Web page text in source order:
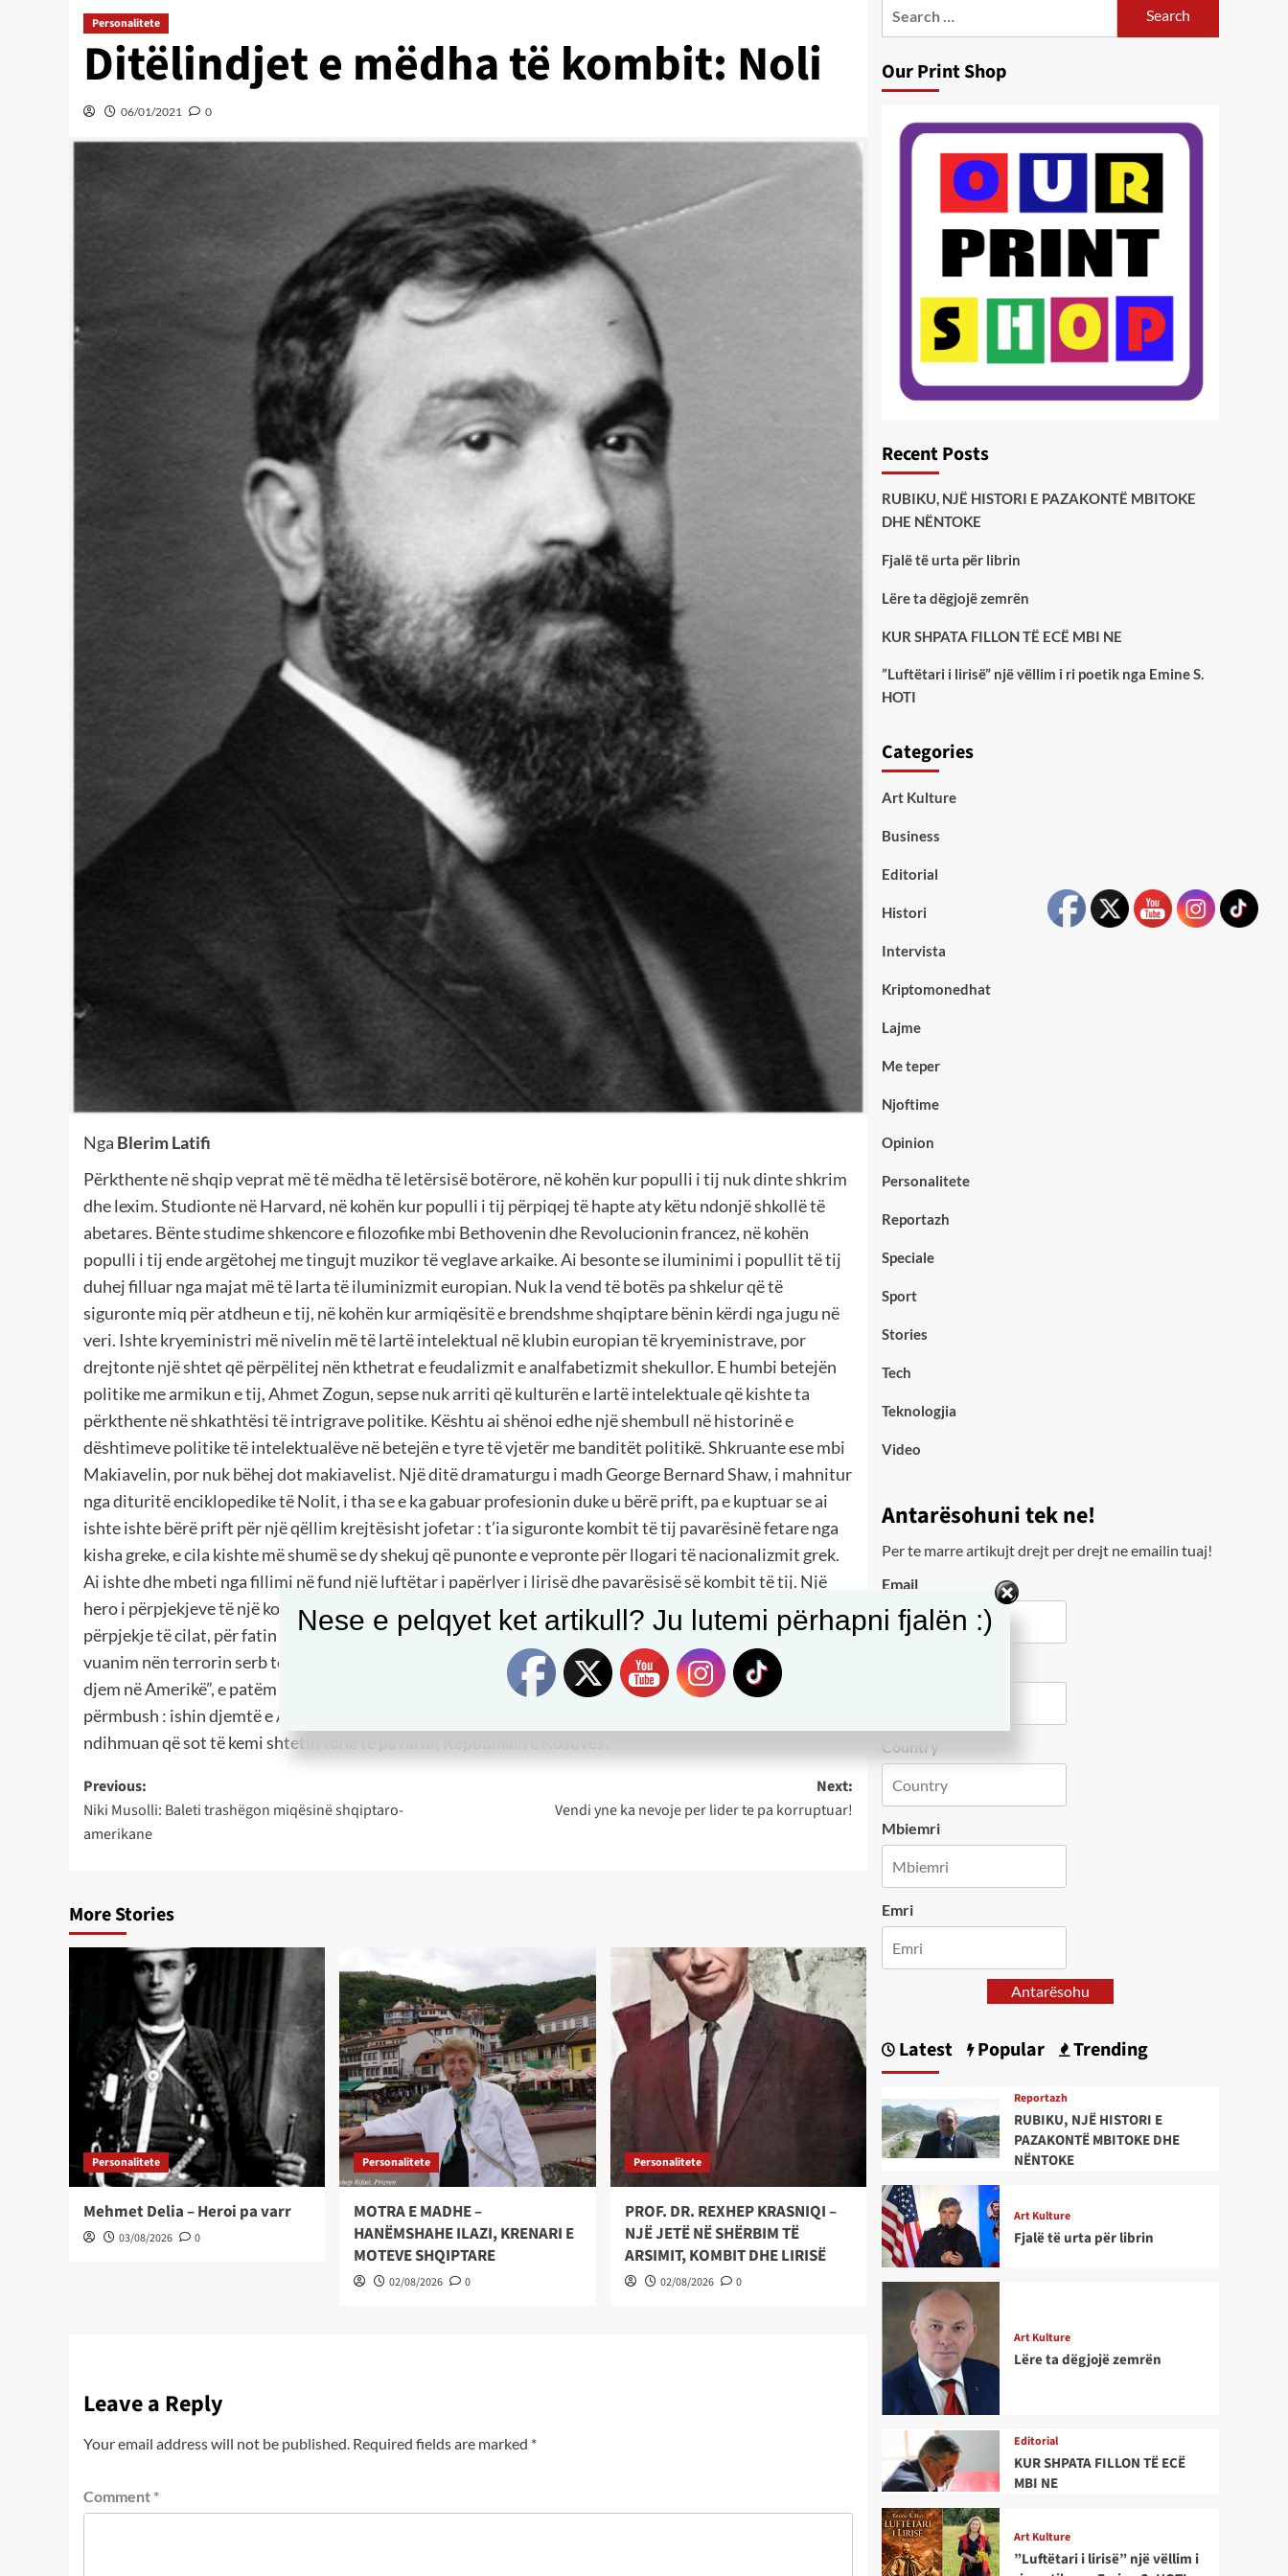
Personalitete
Ditëlindjet e mëdha të kombit: Noli
06/01/2021 0
Nga Blerim Latifi
Përkthente në shqip veprat më të mëdha të letërsisë botërore, në kohën kur populli i tij nuk dinte shkrim
dhe lexim. Studionte në Harvard, në kohën kur populli i tij përpiqej të hapte aty këtu ndonjë shkollë të
abetares. Bënte studime shkencore e filozofike mbi Bethovenin dhe Revolucionin francez, në kohën
populli i tij ende argëtohej me tingujt muzikor të veglave arkaike. Ai besonte se iluminimi i popullit të tij
duhej filluar nga majat më të larta të iluminizmit europian. Nuk la vend të botës pa shkelur që të
siguronte miq për atdheun e tij, në kohën kur armiqësitë e brendshme shqiptare bënin kërdi nga jugu në
veri. Ishte kryeministri më nivelin më të lartë intelektual në klubin europian të kryeministrave, por
drejtonte një shtet që përpëlitej nën kthetrat e feudalizmit e analfabetizmit shekullor. E humbi betejën
politike me armikun e tij, Ahmet Zogun, sepse nuk arriti që kulturën e lartë intelektuale që kishte ta
përkthente në shkathtësi të intrigrave politike. Kështu ai shënoi edhe një shembull në historinë e
dështimeve politike të intelektualëve në betejën e tyre të vjetër me banditët politikë. Shkruante ese mbi
Makiavelin, por nuk bëhej dot makiavelist. Një ditë dramaturgu i madh George Bernard Shaw, i mahnitur
nga dituritë enciklopedike të Nolit, i tha se e ka gabuar profesionin duke u bërë prift, pa e kuptuar se ai
ishte ishte bërë prift për një qëllim krejtësisht jofetar : t’ia siguronte kombit të tij pavarësinë fetare nga
kisha greke, e cila kishte më shumë se dy shekuj që punonte e vepronte për llogari të nacionalizmit grek.
Ai ishte dhe mbeti nga fillimi në fund një luftëtar i papërlyer i lirisë dhe pavarësisë së kombit të tij. Një
hero i përpjekjeve të një kombi të vogël për të rifituar vendin e tij të vjetër në Civilizimin perëndimor,
përpjekje të cilat, për fatin tonë të mbrapshtë, ende nuk e kanë arritur qëllimin e tyre. Në vitet ’90, kur po
vuanim nën terrorin serb të Milosheviqit, thirrjen e tij të famshme, “Mbahu nënë e mos ke frikë, se ke
djem në Amerikë”, e patëm shndërruar në thirrje të shpresës. Dhe si të ishte një profeci, kjo thirrje u
përmbush : ishin djemtë e Amerikës, të cilët në vitin 1999 na shpëtuan nga gjenocidi serb dhe më pas na
ndihmuan që sot të kemi shtetin tonë të pavarur, Republikën e Kosovës.
Post
navigation
Previous:
Niki Musolli: Baleti trashëgon miqësinë shqiptaro-
amerikane
Next:
Vendi yne ka nevoje per lider te pa korruptuar!
More Stories
Personalitete
Mehmet Delia – Heroi pa varr
03/08/2026 0
Personalitete
MOTRA E MADHE –
HANËMSHAHE ILAZI, KRENARI E
MOTEVE SHQIPTARE
02/08/2026 0
Personalitete
PROF. DR. REXHEP KRASNIQI –
NJË JETË NË SHËRBIM TË
ARSIMIT, KOMBIT DHE LIRISË
02/08/2026 0
Leave a Reply
Your email address will not be published. Required fields are marked *
Comment *
Our Print Shop
Recent Posts
RUBIKU, NJË HISTORI E PAZAKONTË MBITOKE
DHE NËNTOKE
Fjalë të urta për librin
Lëre ta dëgjojë zemrën
KUR SHPATA FILLON TË ECË MBI NE
”Luftëtari i lirisë” një vëllim i ri poetik nga Emine S.
HOTI
Categories
Art Kulture
Business
Editorial
Histori
Intervista
Kriptomonedhat
Lajme
Me teper
Njoftime
Opinion
Personalitete
Reportazh
Speciale
Sport
Stories
Tech
Teknologjia
Video
Antarësohuni tek ne!
Per te marre artikujt drejt per drejt ne emailin tuaj!
Email
Country
Mbiemri
Emri
Antarësohu
Latest Popular Trending
Reportazh
RUBIKU, NJË HISTORI E
PAZAKONTË MBITOKE DHE
NËNTOKE
Art Kulture
Fjalë të urta për librin
Art Kulture
Lëre ta dëgjojë zemrën
Editorial
KUR SHPATA FILLON TË ECË
MBI NE
Art Kulture
”Luftëtari i lirisë” një vëllim i
Nese e pelqyet ket artikull? Ju lutemi përhapni fjalën :)